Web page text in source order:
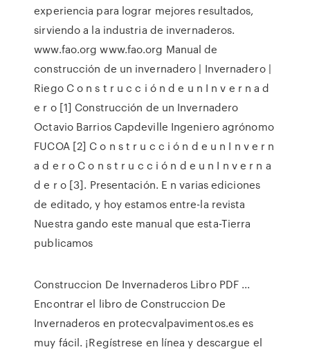
experiencia para lograr mejores resultados,
sirviendo a la industria de invernaderos.
www.fao.org www.fao.org Manual de
construcción de un invernadero | Invernadero |
Riego C o n s t r u c c i ó n d e u n I n v e r n a d
e r o [1] Construcción de un Invernadero
Octavio Barrios Capdeville Ingeniero agrónomo
FUCOA [2] C o n s t r u c c i ó n d e u n I n v e r n
a d e r o C o n s t r u c c i ó n d e u n I n v e r n a
d e r o [3]. Presentación. E n varias ediciones
de editado, y hoy estamos entre-la revista
Nuestra gando este manual que esta-Tierra
publicamos
Construccion De Invernaderos Libro PDF ...
Encontrar el libro de Construccion De
Invernaderos en protecvalpavimentos.es es
muy fácil. ¡Regístrese en línea y descargue el